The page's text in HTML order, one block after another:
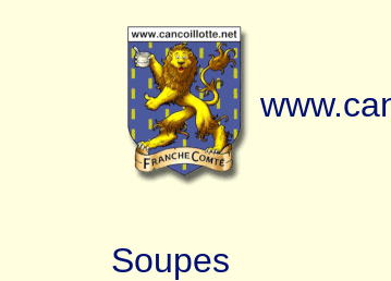
Soupes